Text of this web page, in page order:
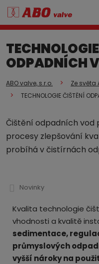
ODPADNÍCH
ABO valve, s.r.o.
Ze světa
TECHNOLOGIE ČIŠTĚNÍ
Čištění odpadních vod
procesy zlepšování
probíhá v čistírnách
Novinky
Kvalita technologie
vhodnosti a kvalitě
sedimentace,
průmyslových
vyšší nároky na